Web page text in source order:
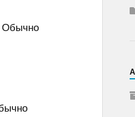
Обычно